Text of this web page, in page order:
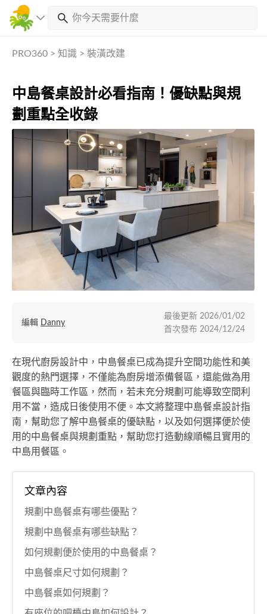
PRO360 > 知識 > 裝潢改建
中島餐桌設計必看指南！優缺點與規
劃重點全收錄
在現代廚房設計中，中島餐桌已成為提升空間功能性和美
觀度的熱門選擇，不僅能為廚房增添備餐區，還能做為用
餐區與臨時工作區，然而，若未充分規劃可能導致空間利
用不當，造成日後使用不便。本文將整理中島餐桌設計指
南，幫助您了解中島餐桌的優缺點，以及如何選擇便於使
用的中島餐桌與規劃重點，幫助您打造動線順暢且實用的
中島用餐區。
編輯 Danny
最後更新 2026/01/02
首次發布 2024/12/24
文章內容
規劃中島餐桌有哪些優點？
規劃中島餐桌有哪些缺點？
如何規劃便於使用的中島餐桌？
中島餐桌尺寸如何規劃？
中島餐桌如何規劃？